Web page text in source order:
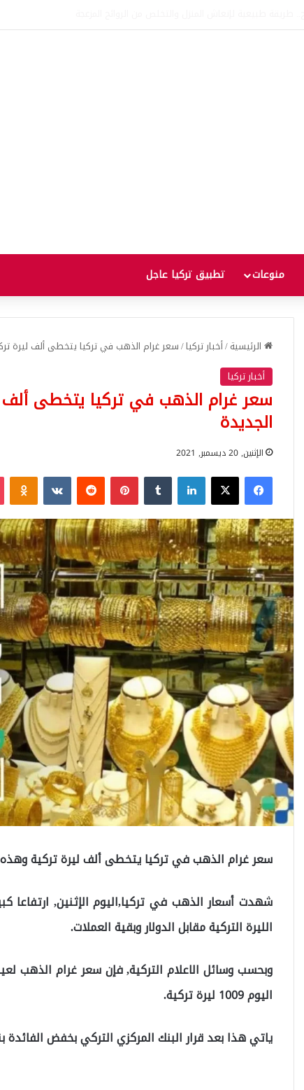
منوعات تطبيق تركيا عاجل
الرئيسية/أخبار تركيا/سعر غرام الذهب في تركيا يتخطى ألف ليرة
أخبار تركيا
سعر غرام الذهب في تركيا يتخطى ألف
الجديدة
الإثنين, 20 ديسمبر, 2021
فيسبوك‫X لينكدإن بينتيريست
سعر غرام الذهب في تركيا يتخطى ألف ليرة تركية وهذه
شهدت أسعار الذهب في تركيا,اليوم الإثنين, ارتفاعا
الليرة التركية مقابل الدولار وبقية العملات.
اليوم 1009 ليرة تركية.
ياتي هذا بعد قرار البنك المركزي التركي بخفض الفائدة بنسبة 100 نقطة ليصبح